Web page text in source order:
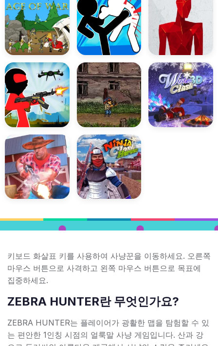
키보드 화살표 키를 사용하여 사냥꾼을 이동하세요. 오른쪽
마우스 버튼으로 사격하고 왼쪽 마우스 버튼으로 목표에
집중하세요.
ZEBRA HUNTER란 무엇인가요?
ZEBRA HUNTER는 플레이어가 광활한 맵을 탐험할 수 있
는 편안한 1인칭 시점의 얼룩말 사냥 게임입니다. 산과 강